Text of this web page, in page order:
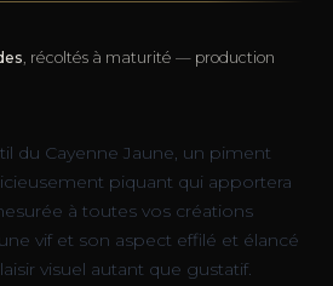
, récoltés à maturité — production
du Cayenne Jaune, un piment
piquant qui apportera
à toutes vos créations
vif et son aspect effilé et élancé
visuel autant que gustatif.